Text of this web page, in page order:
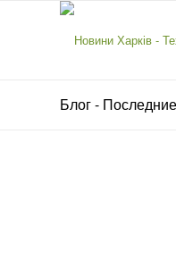
Блог -